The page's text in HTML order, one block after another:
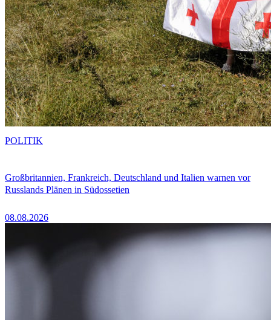
Großbritannien, Frankreich, Deutschland und Italien warnen vor
Russlands Plänen in Südossetien
08.08.2026
POLITIK